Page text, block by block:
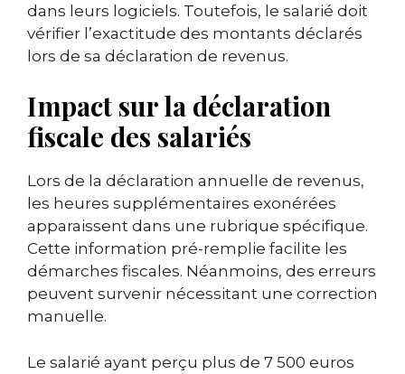
dans leurs logiciels. Toutefois, le salarié doit
vérifier l’exactitude des montants déclarés
lors de sa déclaration de revenus.
Impact sur la déclaration
fiscale des salariés
Lors de la déclaration annuelle de revenus,
les heures supplémentaires exonérées
apparaissent dans une rubrique spécifique.
Cette information pré-remplie facilite les
démarches fiscales. Néanmoins, des erreurs
peuvent survenir nécessitant une correction
manuelle.
Le salarié ayant perçu plus de 7 500 euros